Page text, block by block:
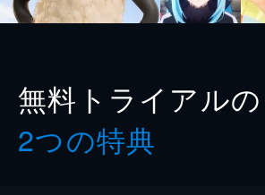
無料トライアルの
2つの特典